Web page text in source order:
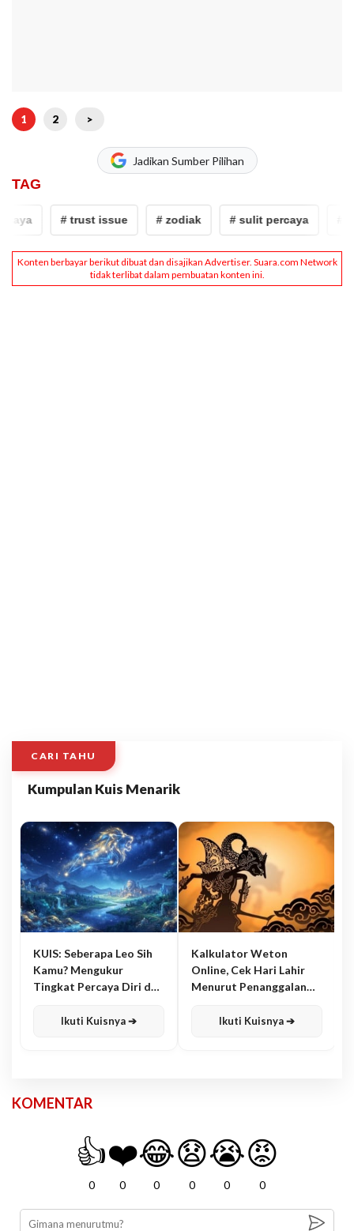
1 2 >
Jadikan Sumber Pilihan
TAG
# trust issue # zodiak # sulit percaya
CARI TAHU
Kumpulan Kuis Menarik
KUIS: Seberapa Leo Sih
Kamu? Mengukur
Tingkat Percaya Diri dan
Ikuti Kuisnya ➔
Kalkulator Weton
Online, Cek Hari Lahir
Menurut Penanggalan
Ikuti Kuisnya ➔
KOMENTAR
👍
0
❤️
0
😂
0
😧
0
😭
0
😡
0